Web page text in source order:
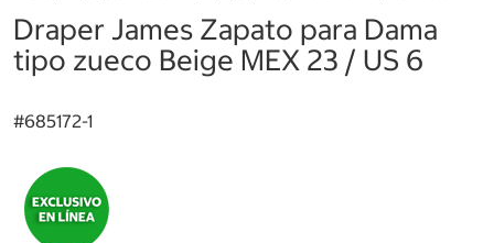
Draper James Zapato para Dama
tipo zueco Beige MEX 23 / US 6
#685172-1